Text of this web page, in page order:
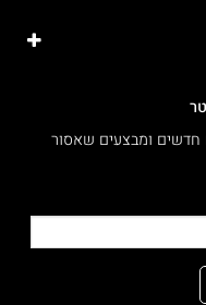
חדשים ומבצעים שאסור